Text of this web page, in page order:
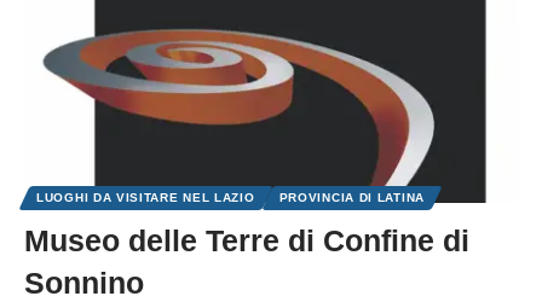
LUOGHI DA VISITARE NEL LAZIO PROVINCIA DI LATINA
Museo delle Terre di Confine di
Sonnino